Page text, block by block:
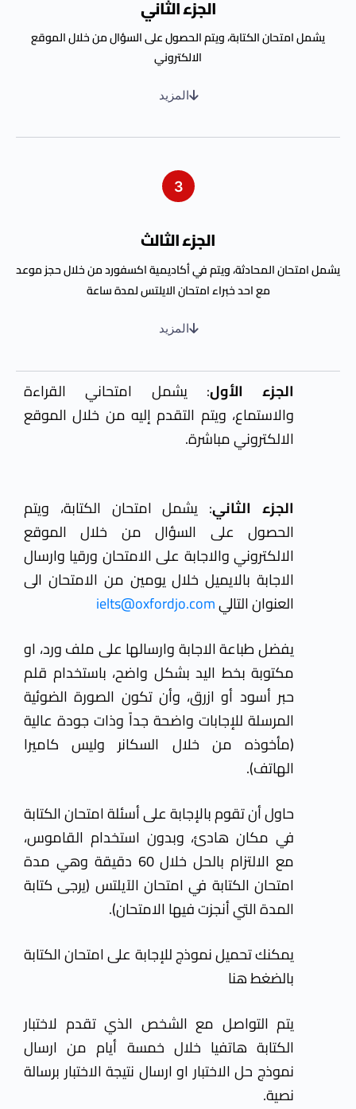
الجزء الثاني
يشمل امتحان الكتابة، ويتم الحصول على السؤال من خلال الموقع
الالكتروني
المزيد
3
الجزء الثالث
يشمل امتحان المحادثة، ويتم في أكاديمية اكسفورد من خلال حجز موعد
مع احد خبراء امتحان الايلتس لمدة ساعة
المزيد
الجزء الأول: يشمل امتحاني القراءة
والاستماع، ويتم التقدم إليه من خلال الموقع
الالكتروني مباشرة.
الجزء الثاني: يشمل امتحان الكتابة، ويتم
الحصول على السؤال من خلال الموقع
الالكتروني والاجابة على الامتحان ورقيا وارسال
الاجابة بالايميل خلال يومين من الامتحان الى
العنوان التاليielts@oxfordjo.com
يفضل طباعة الاجابة وارسالها على ملف ورد، او
مكتوبة بخط اليد بشكل واضح، باستخدام قلم
حبر أسود أو ازرق، وأن تكون الصورة الضوئية
المرسلة للإجابات واضحة جداً وذات جودة عالية
(مأخوذه من خلال السكانر وليس كاميرا
الهاتف).
حاول أن تقوم بالإجابة على أسئلة امتحان الكتابة
في مكان هادئ، وبدون استخدام القاموس،
مع الالتزام بالحل خلال 60 دقيقة وهي مدة
امتحان الكتابة في امتحان الآيلتس (يرجى كتابة
المدة التي أنجزت فيها الامتحان).
يمكنك تحميل نموذج للإجابة على امتحان الكتابة
بالضغط هنا
يتم التواصل مع الشخص الذي تقدم لاختبار
الكتابة هاتفيا خلال خمسة أيام من ارسال
نموذج حل الاختبار او ارسال نتيجة الاختبار برسالة
نصية.